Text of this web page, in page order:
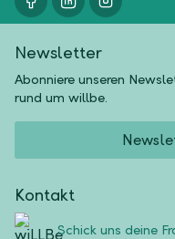
Newsletter
Abonniere unseren
rund um willbe.
Kontakt
Schick uns deine